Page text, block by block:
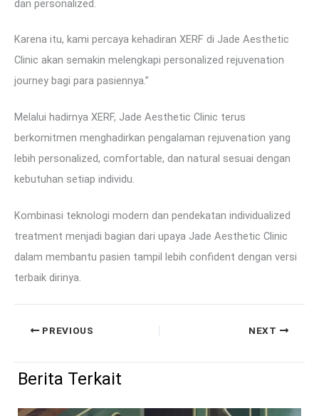
dan personalized.
Karena itu, kami percaya kehadiran XERF di Jade Aesthetic
Clinic akan semakin melengkapi personalized rejuvenation
journey bagi para pasiennya.”
Melalui hadirnya XERF, Jade Aesthetic Clinic terus
berkomitmen menghadirkan pengalaman rejuvenation yang
lebih personalized, comfortable, dan natural sesuai dengan
kebutuhan setiap individu.
Kombinasi teknologi modern dan pendekatan individualized
treatment menjadi bagian dari upaya Jade Aesthetic Clinic
dalam membantu pasien tampil lebih confident dengan versi
terbaik dirinya.
PREVIOUS NEXT
Berita Terkait